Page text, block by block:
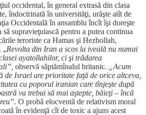
occidental, în general extrasă din clasa
îndoctrinată în universităţi, urăşte atît de
Occidentală în ansamblu încît îşi doreşte
supravieţuiască pentru a putea continua
teroriste ca Hamas şi Hezbollah,
„Revolta din Iran a scos la iveală nu numai
ayatollahilor, ci şi trădarea
observă săptămînalul britanic. „Acum
de Israel are prioritate faţă de orice altceva,
cu poporul iranian care tînjeşte după
va trebui să mai aştepte, băieţi – încă
O probă elocventă de relativism moral
în evidenţă cît de toxic a ajuns acest